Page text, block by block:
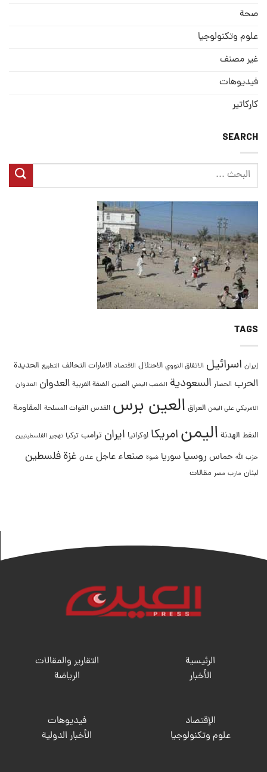
صحة
علوم وتكنولوجيا
غير مصنف
فيديوهات
كاركاتير
SEARCH
TAGS
إيران اسرائيل الاتفاق النووي الاحتلال الاقتصاد الامارات التحالف التطبيع الحديدة
الحرب الحصار السعودية الشعب اليمني الصين الضفة الغربية العدوان العدوان
الامريكي على اليمن العراق العين برس القدس القوات المسلحة المقاومة
النفط الهدنة اليمنامريكا اوكرانيا ايران ترامب تركيا تهجير الفلسطينيين
حزب الله حماس روسيا سوريا شبوة صنعاء عاجل عدن غزةفلسطين
لبنان مارب مصر مقالات
الرئيسية
الأخبار
التقارير والمقالات
الریاضة
الإقتصاد
علوم وتكنولوجيا
فيديوهات
الأخبار الدولية